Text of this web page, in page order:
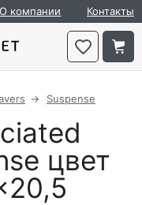
О компании Контакты
Suspense
цвет